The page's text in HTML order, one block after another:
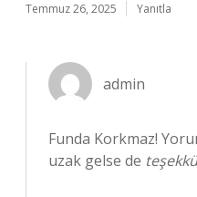
Temmuz 26, 2025 Yanıtla
admin
Funda Korkmaz!
uzak gelse de